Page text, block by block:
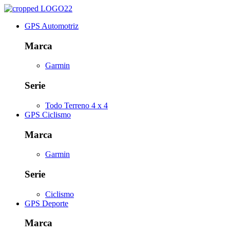
GPS Automotriz
Marca
Garmin
Serie
Todo Terreno 4 x 4
GPS Ciclismo
Marca
Garmin
Serie
Ciclismo
GPS Deporte
Marca